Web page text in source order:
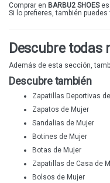
Comprar en BARBU2 SHOESes
Si lo prefieres, también
Descubre todas
Además de esta sección,
Descubre también
Zapatillas Deportivas
Zapatos de Mujer
Sandalias de Mujer
Botines de Mujer
Botas de Mujer
Zapatillas de Casa de
Bolsos de Mujer